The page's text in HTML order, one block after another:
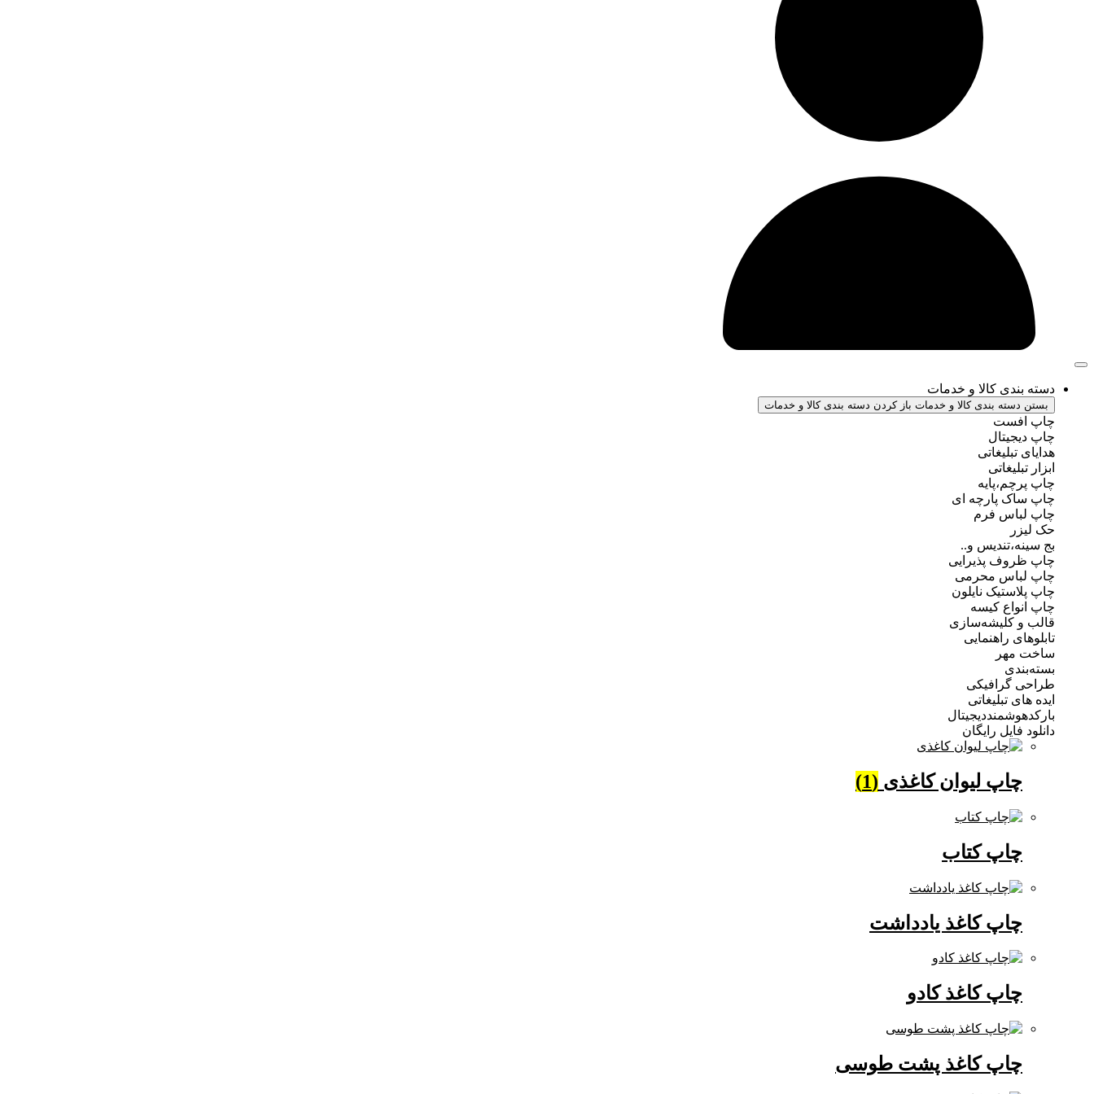
دسته بندی کالا و خدمات
بستن دسته بندی کالا و خدمات باز کردن دسته بندی کالا و خدمات
چاپ افست
چاپ دیجیتال
هدایای تبلیغاتی
ابزار تبلیغاتی
چاپ پرچم،پایه
چاپ ساک پارچه ای
چاپ لباس فرم
حک لیزر
بج سینه،تندیس و..
چاپ ظروف پذیرایی
چاپ لباس محرمی
چاپ پلاستیک نایلون
چاپ انواع کیسه
قالب و کلیشه‌سازی
تابلوهای راهنمایی
ساخت مهر
بسته‌بندی
طراحی گرافیکی
ایده های تبلیغاتی
بارکدهوشمنددیجیتال
دانلود فایل رایگان
چاپ لیوان کاغذی (1)
چاپ کتاب
چاپ کاغذ یادداشت
چاپ کاغذ کادو
چاپ کاغذ پشت طوسی